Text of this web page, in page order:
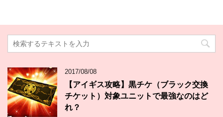
2017/08/08
【アイギス攻略】黒チケ（ブラック交換
チケット）対象ユニットで最強なのはど
れ？